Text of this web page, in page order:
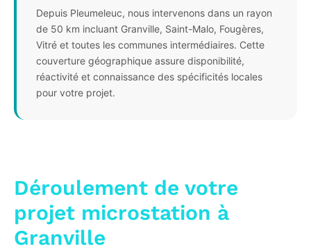
Depuis Pleumeleuc, nous intervenons dans un rayon
de 50 km incluant Granville, Saint-Malo, Fougères,
Vitré et toutes les communes intermédiaires. Cette
couverture géographique assure disponibilité,
réactivité et connaissance des spécificités locales
pour votre projet.
Déroulement de votre
projet microstation à
Granville